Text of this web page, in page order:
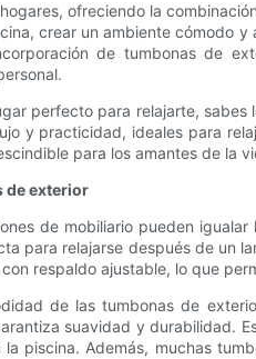
ofreciendo la
crear un ambiente cómodo
de tumbonas de
perfecto para relajarte,
y practicidad, ideales para
para los amantes de la
de exterior
de mobiliario pueden
para relajarse después de un
respaldo ajustable, lo que
de las tumbonas de
suavidad y durabilidad.
piscina. Además, muchas